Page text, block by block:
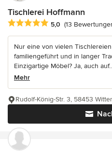
Tischlerei Hoffmann
Durchschnittliche Bewertung:
5,0 (13
Nur eine von vielen
familiengeführt und in langer
Einzigartige Möbel? Ja, auch
Mehr
Rudolf-König-Str. 3, 58453